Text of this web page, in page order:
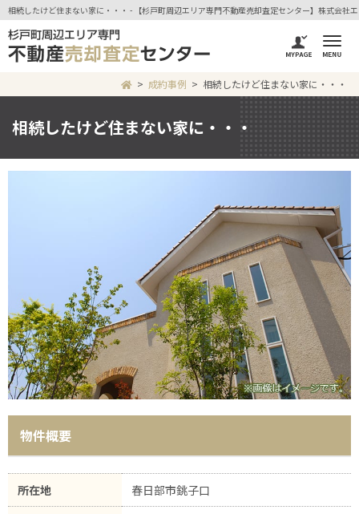
相続したけど住まない家に・・・ - 【杉戸町周辺エリア専門不動産売却査定センター】株式会社
成約事例 相続したけど住まない家に・・・
相続したけど住まない家に・・・
物件概要
所在地 春日部市銚子口